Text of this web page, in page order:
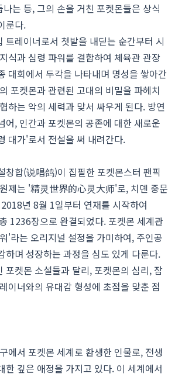
는 등, 그의 손을 거친 포켓몬들은 상식
룬다.
트레이너로서 첫발을 내딛는 순간부터 시
식과 심령 파워를 결합하여 체육관 관장
대회에서 두각을 나타내며 명성을 쌓아간
포켓몬과 관련된 고대의 비밀을 파헤치
하는 악의 세력과 맞서 싸우게 된다. 방연
어, 인간과 포켓몬의 공존에 대한 새로운
대가'로서 전설을 써 내려간다.
창합(说唱鸽)이 집필한 포켓몬스터 팬픽
제는 '精灵世界的心灵大师'로, 치뎬 중문
년 8월 1일부터 연재를 시작하여
1236장으로 완결되었다. 포켓몬 세계관
'라는 오리지널 설정을 가미하여, 주인공
하며 성장하는 과정을 심도 있게 다룬다.
포켓몬 소설들과 달리, 포켓몬의 심리, 잠
이너와의 유대감 형성에 초점을 맞춘 점
에서 포켓몬 세계로 환생한 인물로, 전생
한 깊은 애정을 가지고 있다. 이 세계에서